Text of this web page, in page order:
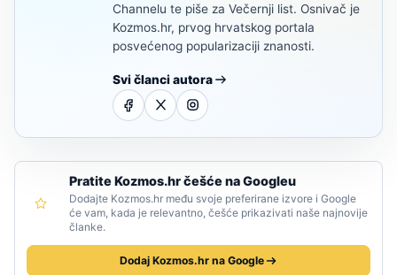
Channelu te piše za Večernji list. Osnivač je
Kozmos.hr, prvog hrvatskog portala
posvećenog popularizaciji znanosti.
Svi članci autora
Pratite Kozmos.hr češće na Googleu
Dodajte Kozmos.hr među svoje preferirane izvore i Google
će vam, kada je relevantno, češće prikazivati naše najnovije
članke.
Dodaj Kozmos.hr na Google